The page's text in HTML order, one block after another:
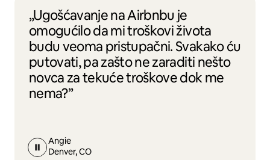
„Ugošćavanje na Airbnbu je
omogućilo da mi troškovi života
budu veoma pristupačni. Svakako ću
putovati, pa zašto ne zaraditi nešto
novca za tekuće troškove dok me
nema?”
Angie
Denver, CO